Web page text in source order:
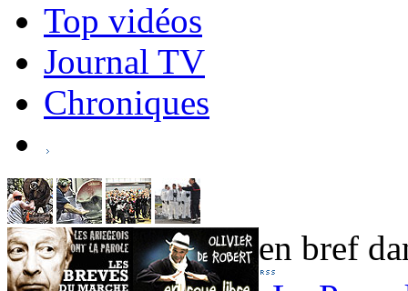
Top vidéos
Journal TV
Chroniques
en bref